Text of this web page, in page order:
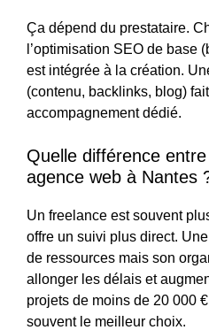
Ça dépend du prestataire.
l’optimisation SEO de base
est intégrée à la création.
(contenu, backlinks, blog) fait
accompagnement dédié.
Quelle différence
agence web à Nantes
Un freelance est souvent
offre un suivi plus direct.
de ressources mais son
allonger les délais et
projets de moins de 20 000
souvent le meilleur choix.